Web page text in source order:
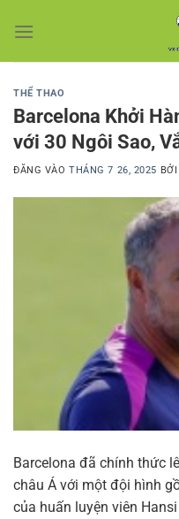
qua
THỂ THAO
Barcelona Khởi
với 30 Ngôi Sao,
ĐĂNG VÀOTHÁNG 7 26, 2025 BỞI
Barcelona đã chính thức
châu Á với một đội hình
của huấn luyện viên